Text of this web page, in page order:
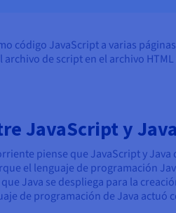
código JavaScript a varias
de script en el archivo
JavaScript y
piense que JavaScript y
el lenguaje de programación
Java se despliega para la
de programación de Java actuó